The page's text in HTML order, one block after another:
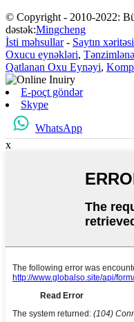
© Copyright - 2010-2022:
dəstək:Mingcheng
İsti məhsullar- Saytın xəritəsi
Oxucu eynəkləri,
Qatlanan Oxu Eynəyi,
E-poçt göndər
Skype
WhatsApp
x